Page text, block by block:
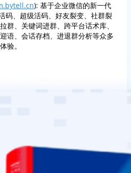
): 基于企业微信的新一代
码、超级活码、好友裂变、社群裂
群、关键词进群、跨平台话术库、
语、会话存档、进退群分析等众多
验。